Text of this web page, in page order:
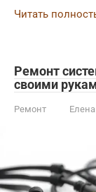
Читать
Ремонт
своими
Ремонт